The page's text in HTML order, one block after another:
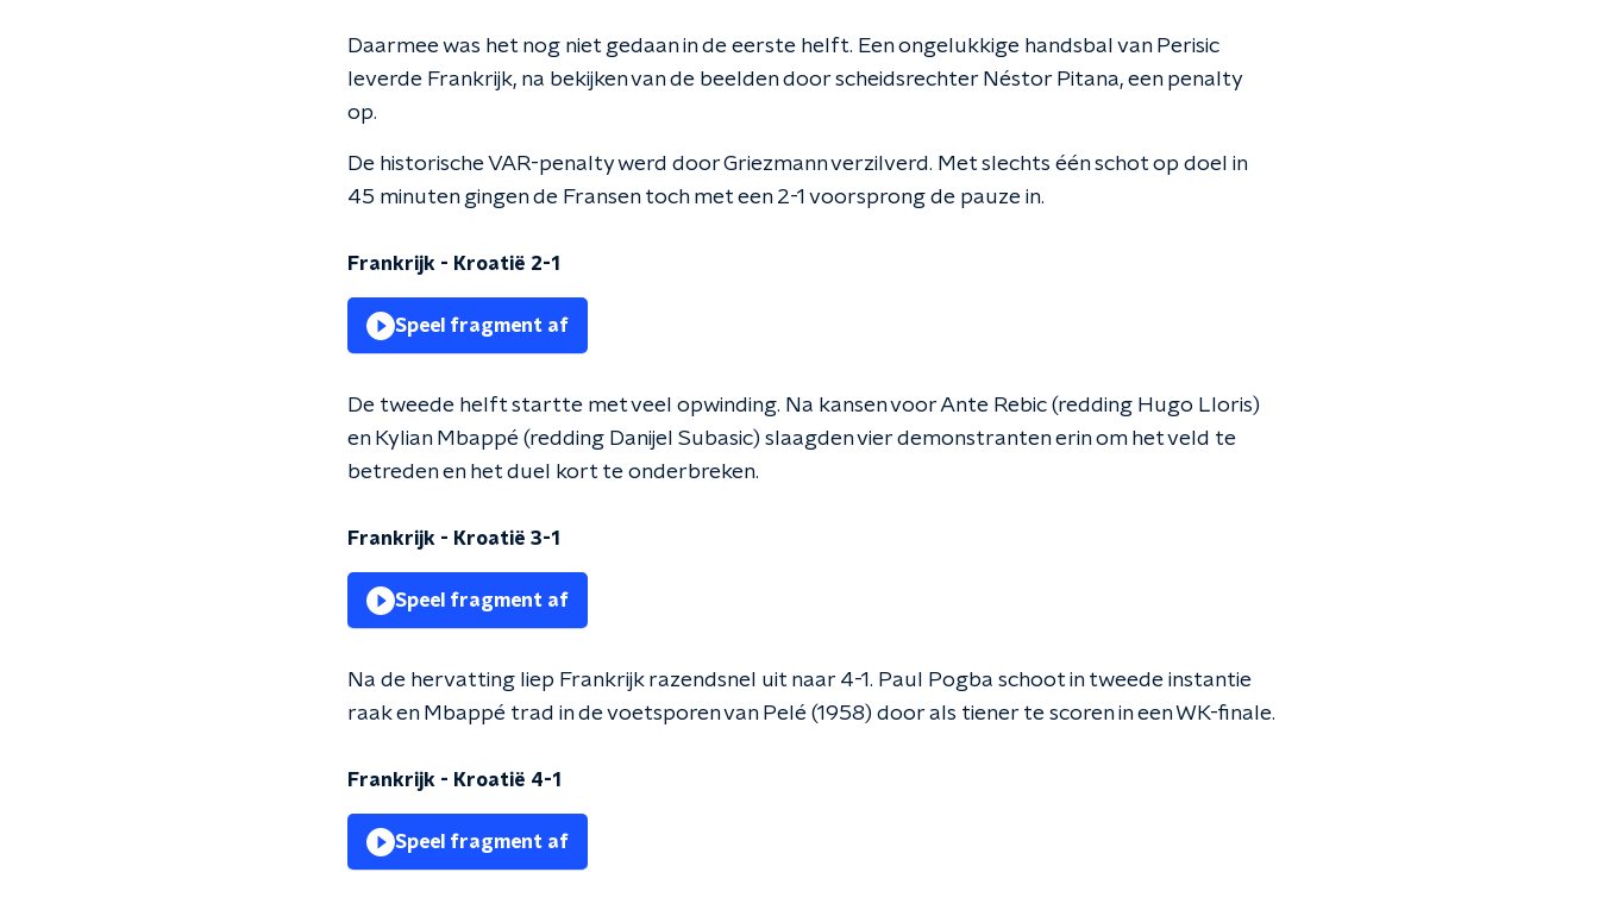
Daarmee was het nog niet gedaan in de eerste helft. Een ongelukkige handsbal van Perisic
leverde Frankrijk, na bekijken van de beelden door scheidsrechter Néstor Pitana, een penalty
op.
De historische VAR-penalty werd door Griezmann verzilverd. Met slechts één schot op doel in
45 minuten gingen de Fransen toch met een 2-1 voorsprong de pauze in.
Frankrijk - Kroatië 2-1
Speel fragment af
De tweede helft startte met veel opwinding. Na kansen voor Ante Rebic (redding Hugo Lloris)
en Kylian Mbappé (redding Danijel Subasic) slaagden vier demonstranten erin om het veld te
betreden en het duel kort te onderbreken.
Frankrijk - Kroatië 3-1
Speel fragment af
Na de hervatting liep Frankrijk razendsnel uit naar 4-1. Paul Pogba schoot in tweede instantie
raak en Mbappé trad in de voetsporen van Pelé (1958) door als tiener te scoren in een WK-finale.
Frankrijk - Kroatië 4-1
Speel fragment af